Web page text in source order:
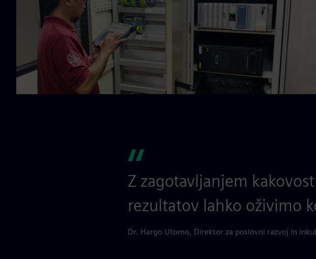
Z zagotavljanjem
rezultatov lahko oživimo
Dr. Hargo Utomo, Direktor za poslovni razvoj in